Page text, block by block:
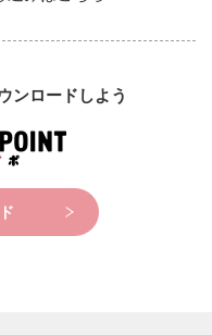
ンロードしよう